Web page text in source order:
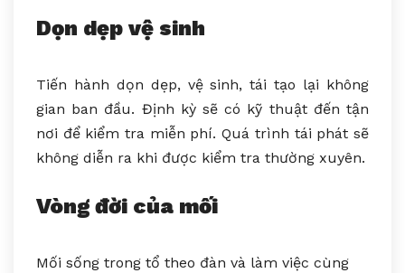
Dọn dẹp vệ sinh
Tiến hành dọn dẹp, vệ sinh, tái tạo lại không
gian ban đầu. Định kỳ sẽ có kỹ thuật đến tận
nơi để kiểm tra miễn phí. Quá trình tái phát sẽ
không diễn ra khi được kiểm tra thường xuyên.
Vòng đời của mối
Mối sống trong tổ theo đàn và làm việc cùng